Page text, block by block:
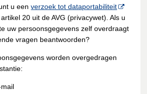
u eenverzoek tot dataportabiliteit
20 uit de AVG (privacywet). Als u
uw persoonsgegevens zelf overdraagt
vragen beantwoorden?
worden overgedragen